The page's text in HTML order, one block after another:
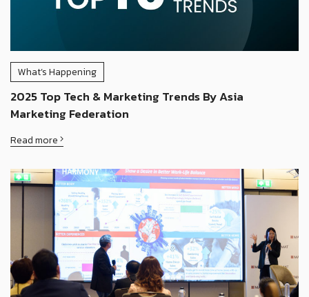
What’s Happening
2025 Top Tech & Marketing Trends By Asia
Marketing Federation
Read more